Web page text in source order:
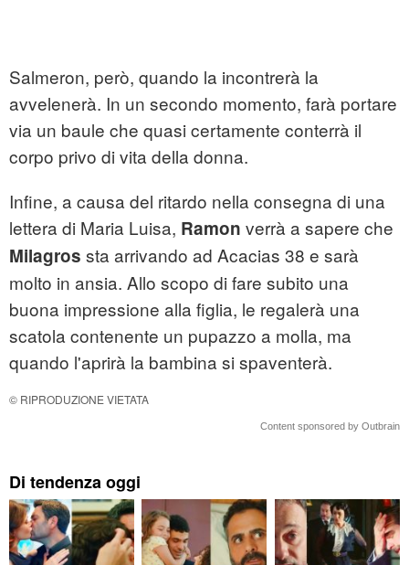
Salmeron, però, quando la incontrerà la
avvelenerà. In un secondo momento, farà portare
via un baule che quasi certamente conterrà il
corpo privo di vita della donna.
Infine, a causa del ritardo nella consegna di una
lettera di Maria Luisa, Ramon verrà a sapere che
Milagros sta arrivando ad Acacias 38 e sarà
molto in ansia. Allo scopo di fare subito una
buona impressione alla figlia, le regalerà una
scatola contenente un pupazzo a molla, ma
quando l'aprirà la bambina si spaventerà.
© RIPRODUZIONE VIETATA
Content sponsored by Outbrain
Di tendenza oggi